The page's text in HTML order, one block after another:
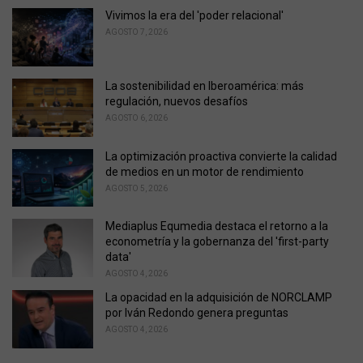
o
r
e
Vivimos la era del 'poder relacional'
AGOSTO 7, 2026
La sostenibilidad en Iberoamérica: más
regulación, nuevos desafíos
AGOSTO 6, 2026
La optimización proactiva convierte la calidad
de medios en un motor de rendimiento
AGOSTO 5, 2026
Mediaplus Equmedia destaca el retorno a la
econometría y la gobernanza del 'first-party
data'
AGOSTO 4, 2026
La opacidad en la adquisición de NORCLAMP
por Iván Redondo genera preguntas
AGOSTO 4, 2026